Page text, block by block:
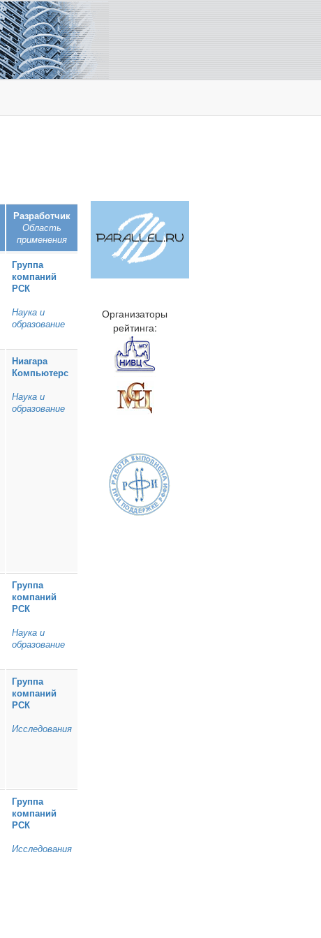
Разработчик
Область
применения
Группа
компаний
РСК
Наука и
образование
Ниагара
Компьютерс
Наука и
образование
Группа
компаний
РСК
Наука и
образование
Группа
компаний
РСК
Исследования
Группа
компаний
РСК
Исследования
Организаторы
рейтинга: